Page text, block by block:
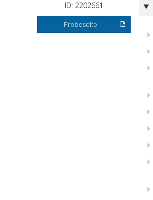
ID: 2202661
Probeseite